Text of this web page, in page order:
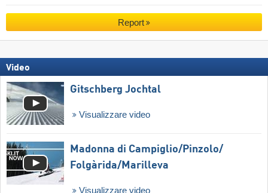
Report
Video
Gitschberg Jochtal
Visualizzare video
Madonna di Campiglio/​Pinzolo/​
Folgàrida/​Marilleva
Visualizzare video